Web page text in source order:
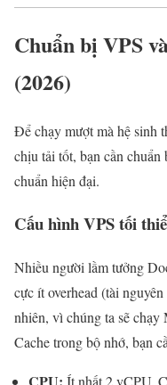
Chuẩn bị VPS
(2026)
Để chạy mượt mà hệ sinh
chịu tải tốt, bạn cần chuẩn
chuẩn hiện đại.
Cấu hình VPS tối
Nhiều người lầm tưởng
cực ít overhead (tài
nhiên, vì chúng ta sẽ
Cache trong bộ nhớ, bạn
Ít nhất 2 vCPU.